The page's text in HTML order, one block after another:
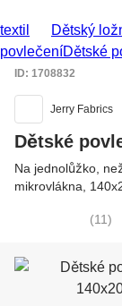
textil Dětský
povlečeníDětské
ID: 1708832
Jerry Fabrics
Dětské
Na jednolůžko,
mikrovlákna,
(11)